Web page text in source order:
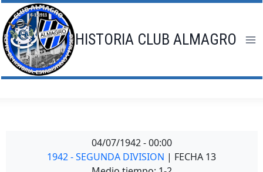
Saltar
al
contenido
HISTORIA CLUB ALMAGRO
04/07/1942 - 00:00
1942 - SEGUNDA DIVISION | FECHA 13